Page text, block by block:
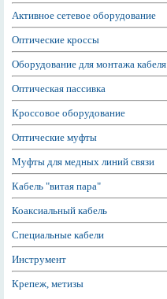
Активное сетевое оборудование
Оптические кроссы
Оборудование для монтажа кабеля
Оптическая пассивка
Кроссовое оборудование
Оптические муфты
Муфты для медных линий связи
Кабель "витая пара"
Коаксиальный кабель
Специальные кабели
Инструмент
Крепеж, метизы